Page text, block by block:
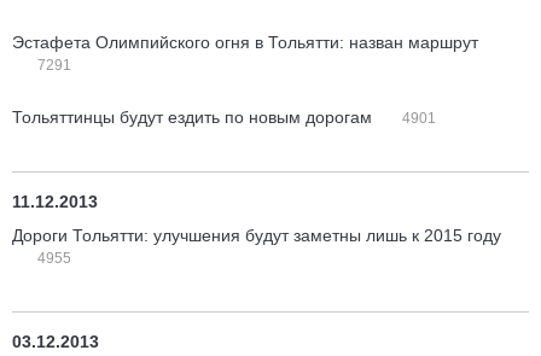
Эстафета Олимпийского огня в Тольятти: назван маршрут
7291
Тольяттинцы будут ездить по новым дорогам 4901
11.12.2013
Дороги Тольятти: улучшения будут заметны лишь к 2015 году
4955
03.12.2013